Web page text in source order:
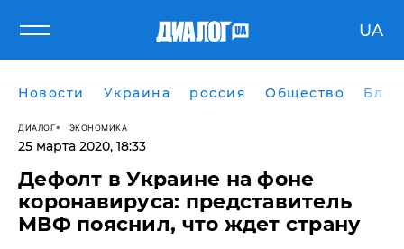
UA
Новости Украина россия Общество
ДИАЛОГ ЭКОНОМИКА
25 марта 2020, 18:33
Дефолт в Украине на фоне
коронавируса: представитель
МВФ пояснил, что ждет страну